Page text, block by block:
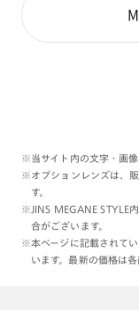
※当サイト内の文字・画像
※オプションレンズは、
す。
※JINS MEGANE STYLE
合がございます。
※本ページに記載されて
います。最新の価格は